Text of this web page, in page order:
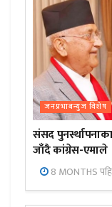
जनप्रभाबन्युज विशेष
संसद
जाँदै कांग्रेस-एमाले
8 MONTHS